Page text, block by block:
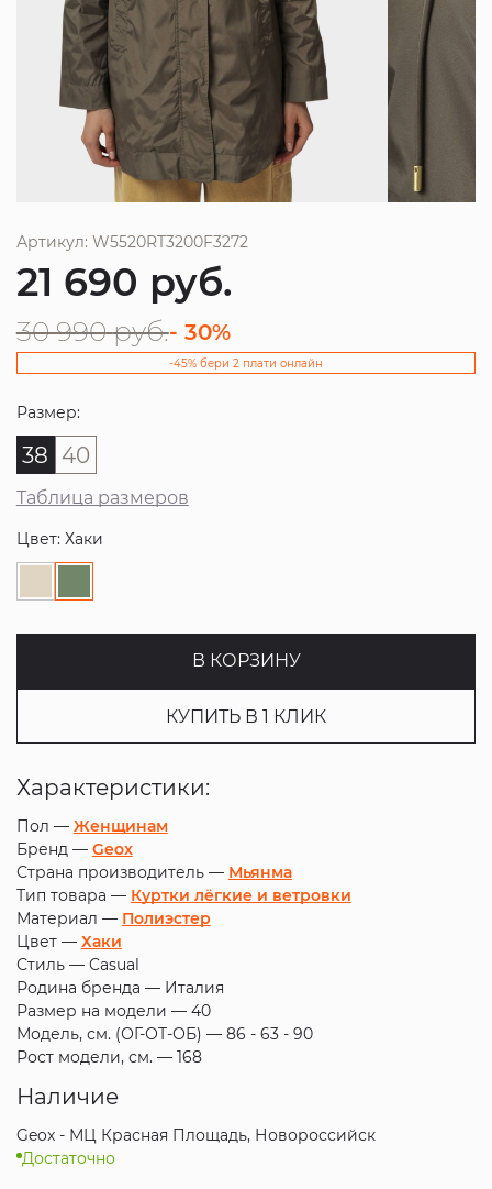
Артикул: W5520RT3200F3272
21 690 руб.
30 990 руб.- 30%
-45% бери 2 плати онлайн
Размер:
38 40
Таблица размеров
Цвет: Хаки
В КОРЗИНУ
КУПИТЬ В 1 КЛИК
Характеристики:
Пол — Женщинам
Бренд — Geox
Страна производитель — Мьянма
Тип товара — Куртки лёгкие и ветровки
Материал — Полиэстер
Цвет — Хаки
Стиль — Casual
Родина бренда — Италия
Размер на модели — 40
Модель, см. (ОГ-ОТ-ОБ) — 86 - 63 - 90
Рост модели, см. — 168
Наличие
Geox - МЦ Красная Площадь, Новороссийск
Достаточно